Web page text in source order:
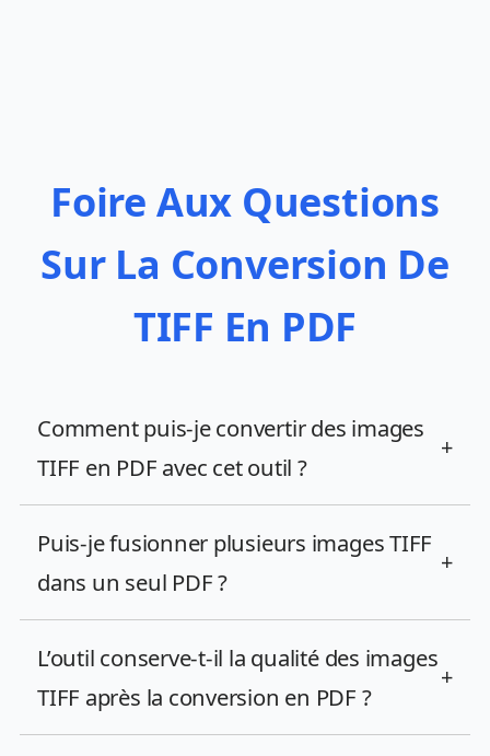
Foire Aux Questions
Sur La Conversion De
TIFF En PDF
Comment puis-je convertir des images
TIFF en PDF avec cet outil ?
+
Puis-je fusionner plusieurs images TIFF
dans un seul PDF ?
+
L’outil conserve-t-il la qualité des images
TIFF après la conversion en PDF ?
+